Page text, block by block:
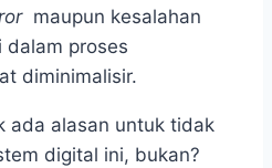
maupun kesalahan
dalam proses
diminimalisir.
ada alasan untuk tidak
digital ini, bukan?